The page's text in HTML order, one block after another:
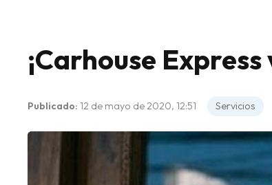
¡Carhouse
Publicado: 12 de mayo de 2020, 12:51 Servicios